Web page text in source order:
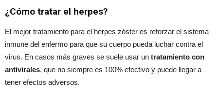
¿Cómo tratar el herpes?
El mejor tratamiento para el herpes zóster es reforzar el sistema
inmune del enfermo para que su cuerpo pueda luchar contra el
virus. En casos más graves se suele usar un tratamiento con
antivirales, que no siempre es 100% efectivo y puede llegar a
tener efectos adversos.